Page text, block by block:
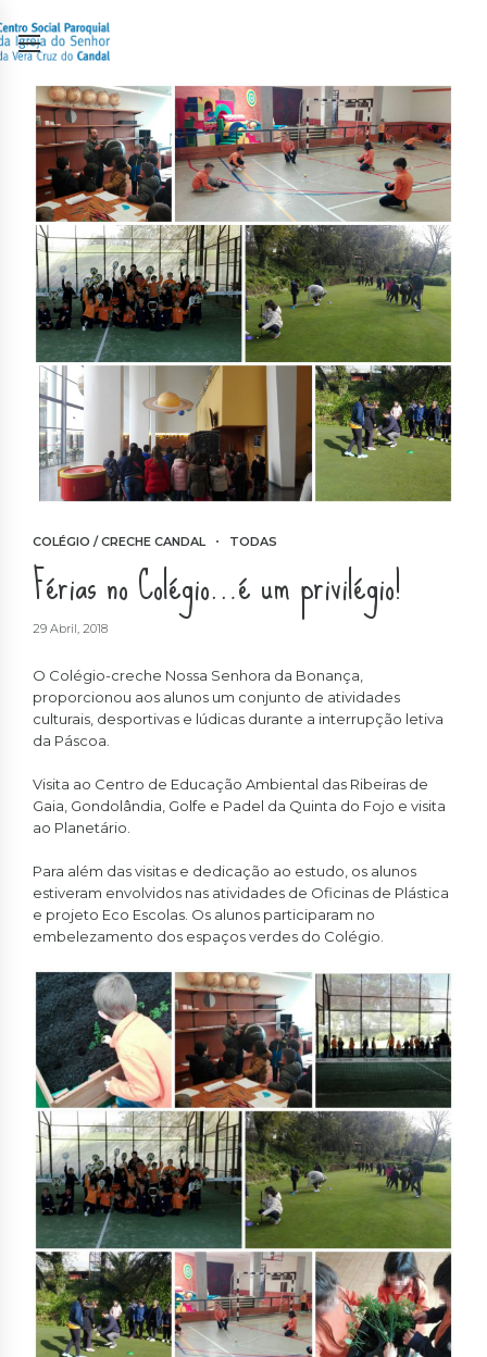
COLÉGIO / CRECHE CANDAL TODAS
Férias no Colégio…é um privilégio!
29 Abril, 2018
O Colégio-creche Nossa Senhora da Bonança,
proporcionou aos alunos um conjunto de atividades
culturais, desportivas e lúdicas durante a interrupção letiva
da Páscoa.
Visita ao Centro de Educação Ambiental das Ribeiras de
Gaia, Gondolândia, Golfe e Padel da Quinta do Fojo e visita
ao Planetário.
Para além das visitas e dedicação ao estudo, os alunos
estiveram envolvidos nas atividades de Oficinas de Plástica
e projeto Eco Escolas. Os alunos participaram no
embelezamento dos espaços verdes do Colégio.